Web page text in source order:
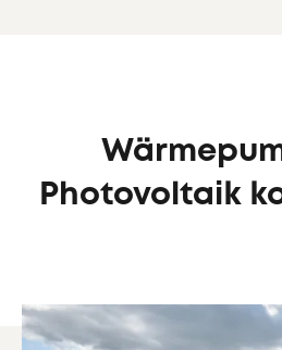
Photovoltaik